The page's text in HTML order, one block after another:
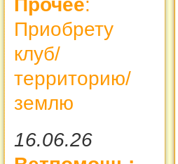
Прочее:
Приобрету
клуб/
территорию/
землю
16.06.26